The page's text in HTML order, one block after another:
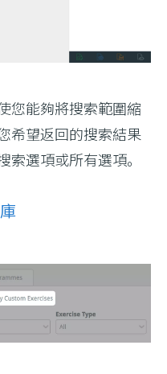
您能夠將搜索範圍縮
希望返回的搜索結果
選項或所有選項。